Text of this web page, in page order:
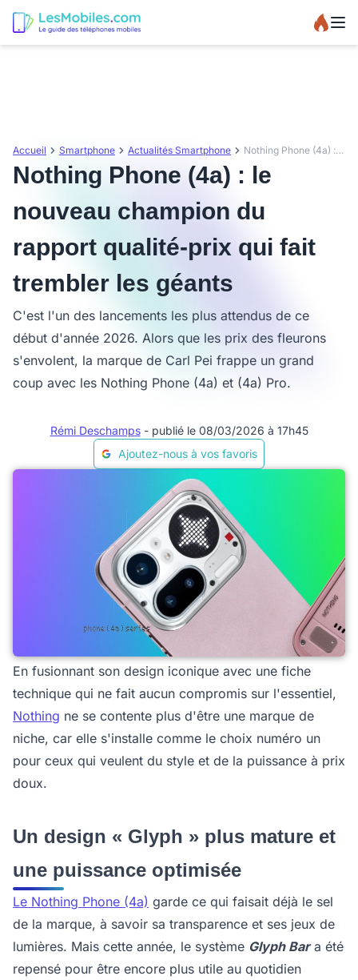
Accueil Smartphone Actualités Smartphone Nothing Phone (4a) : le nouveau champion du rapport qualité-prix qui fait trembler les géants
Nothing Phone (4a) : le
nouveau champion du
rapport qualité-prix qui fait
trembler les géants
C'est l'un des lancements les plus attendus de ce
début d'année 2026. Alors que les prix des fleurons
s'envolent, la marque de Carl Pei frappe un grand
coup avec les Nothing Phone (4a) et (4a) Pro.
Rémi Deschamps - publié le 08/03/2026 à 17h45
Ajoutez-nous à vos favoris
En fusionnant son design iconique avec une fiche
technique qui ne fait aucun compromis sur l'essentiel,
Nothing ne se contente plus d'être une marque de
niche, car elle s'installe comme le choix numéro un
pour ceux qui veulent du style et de la puissance à prix
doux.
Un design « Glyph » plus mature et
une puissance optimisée
Le Nothing Phone (4a) garde ce qui faisait déjà le sel
de la marque, à savoir sa transparence et ses jeux de
lumières. Mais cette année, le système Glyph Bara été
repensé pour être encore plus utile au quotidien